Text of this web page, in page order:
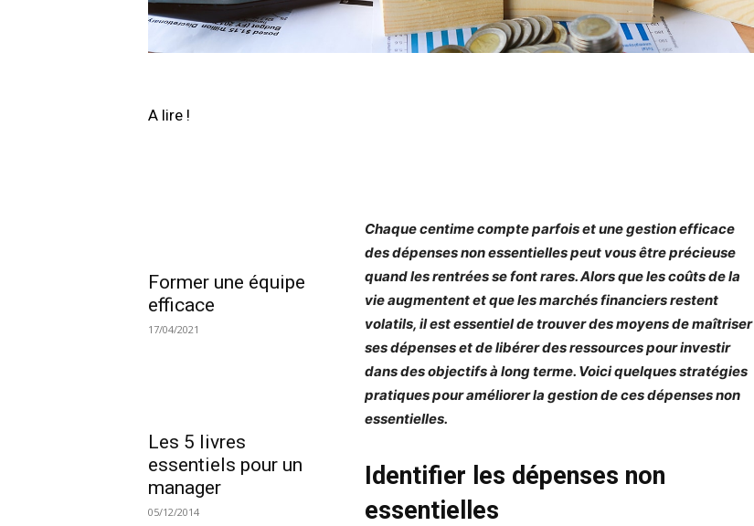
A lire !
Former une équipe
efficace
17/04/2021
Les 5 livres
essentiels pour un
manager
05/12/2014
Chaque centime compte parfois et une gestion efficace
des dépenses non essentielles peut vous être précieuse
quand les rentrées se font rares. Alors que les coûts de la
vie augmentent et que les marchés financiers restent
volatils, il est essentiel de trouver des moyens de maîtriser
ses dépenses et de libérer des ressources pour investir
dans des objectifs à long terme. Voici quelques stratégies
pratiques pour améliorer la gestion de ces dépenses non
essentielles.
Identifier les dépenses non
essentielles